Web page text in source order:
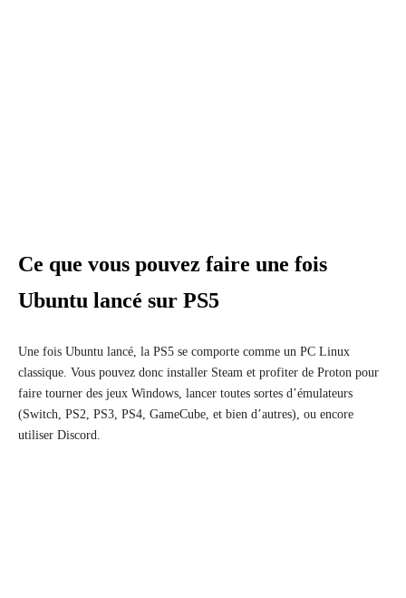
Ce que vous pouvez faire une fois
Ubuntu lancé sur PS5
Une fois Ubuntu lancé, la PS5 se comporte comme un PC Linux
classique. Vous pouvez donc installer Steam et profiter de Proton pour
faire tourner des jeux Windows, lancer toutes sortes d’émulateurs
(Switch, PS2, PS3, PS4, GameCube, et bien d’autres), ou encore
utiliser Discord.